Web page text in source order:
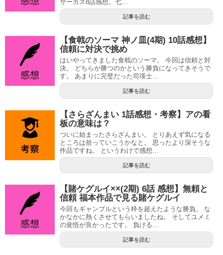
サーカス8話感想。七...
記事を読む
【食戟のソーマ 神ノ皿(4期) 10話感想】
信頼に対決で挑め
はいやってきました食戟のソーマ。 今回は信頼と対
決。 どちらが勝つのかという勝負になってきそうで
す。 あまりに完璧だった司瑛士...
記事を読む
【さらざんまい 1話感想・考察】アの看
板の意味は？
ついに始まったさらざんまい。 とりあえず気になる
ところは拾っていこうかなと。 思ったより深そうな
作品ですね。 というわけで感想...
記事を読む
【賭ケグルイ××(2期) 6話 感想】無頼と
信頼 福本作品で見る賭ケグルイ
今回もギャンブルという枠を超えたような勝負。 な
かなかに熱くさせてもらいましたね。 そしてユメミ
の覚悟が良かったです。 負ける...
記事を読む